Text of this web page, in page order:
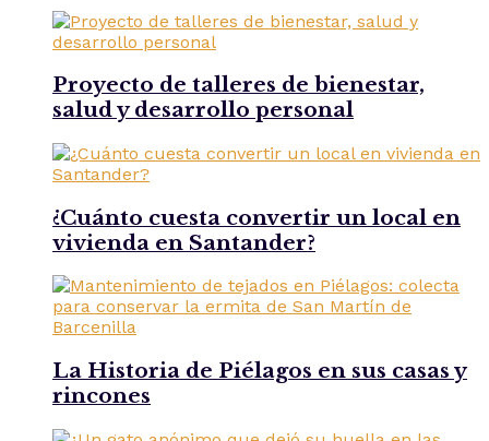
Proyecto de talleres de bienestar,
salud y desarrollo personal
¿Cuánto cuesta convertir un local en
vivienda en Santander?
La Historia de Piélagos en sus casas y
rincones